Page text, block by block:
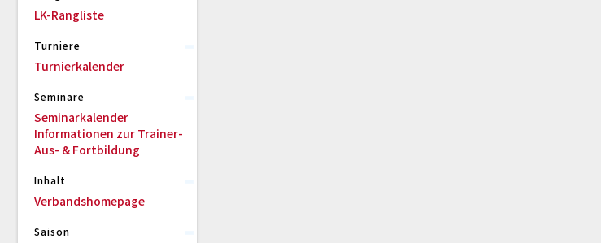
LK-Rangliste
Turniere
Turnierkalender
Seminare
Seminarkalender
Informationen zur Trainer-
Aus- & Fortbildung
Inhalt
Verbandshomepage
Saison